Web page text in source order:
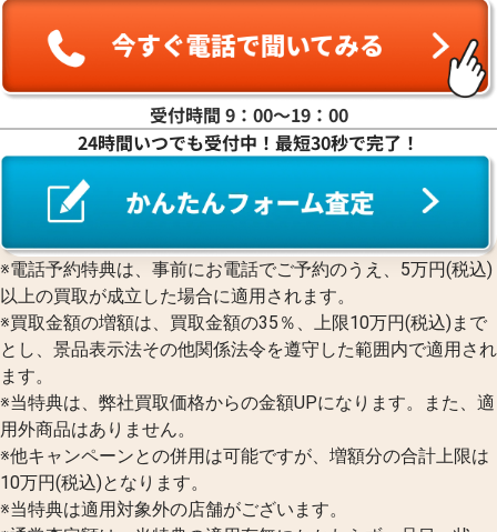
受付時間 9：00〜19：00
24時間いつでも受付中！最短30秒で完了！
※電話予約特典は、事前にお電話でご予約のうえ、5万円(税込)
以上の買取が成立した場合に適用されます。
※買取金額の増額は、買取金額の35％、上限10万円(税込)まで
とし、景品表示法その他関係法令を遵守した範囲内で適用され
ます。
※当特典は、弊社買取価格からの金額UPになります。また、適
用外商品はありません。
※他キャンペーンとの併用は可能ですが、増額分の合計上限は
10万円(税込)となります。
※当特典は適用対象外の店舗がございます。